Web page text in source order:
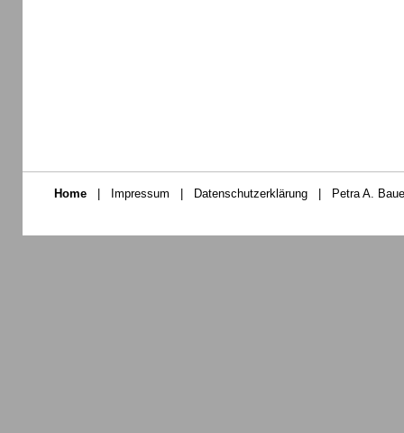
Home | Impressum | Datenschutzerklärung | Petra A.